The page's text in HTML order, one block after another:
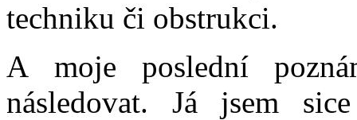
techniku či obstrukci.
A moje poslední
následovat. Já jsem